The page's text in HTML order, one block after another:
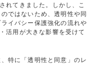
れてきました。しかし、こ
ではないため、透明性や同
イバシー保護強化の流れや
活用が大きな影響を受けて
特に「透明性と同意」のレ